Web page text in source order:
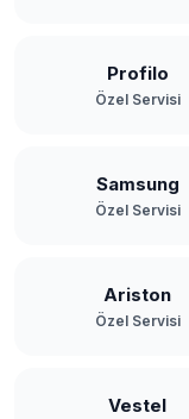
Profilo
Özel Servisi
Samsung
Özel Servisi
Ariston
Özel Servisi
Vestel